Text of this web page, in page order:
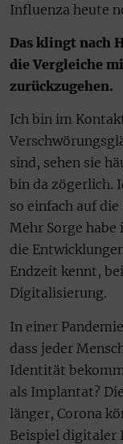
Influenza heute
Das klingt nach
die Vergleiche
zurückzugehen.
Ich bin im
sind, sehen sie
bin da zögerlich.
so einfach auf
Mehr Sorge
die
Endzeit kennt,
Digitalisierung.
In einer
dass jeder
Identität
als Implantat?
länger, Corona
Beispiel digitaler